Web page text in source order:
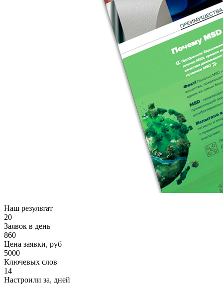
Наш результат
20
Заявок в день
860
Цена заявки, руб
5000
Ключевых слов
14
Настроили за, дней